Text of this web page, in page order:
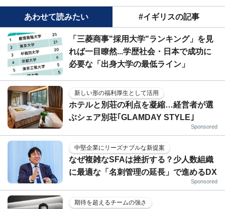
あわせて読みたい #イギリスの記事
「三菱商事"採用大学"ランキング」を見
れば一目瞭然...学歴社会・日本で成功に
必要な「出身大学の最低ライン」
新しい形の福利厚生として活用
ホテルと別荘の利点を凝縮…経営者が選
ぶシェア別荘｢GLAMDAY STYLE｣
Sponsored
中堅企業にリーズナブルな新提案
なぜ複雑なSFAは挫折する？少人数組織
に最適な「名刺管理の延長」で進めるDX
Sponsored
期待を超えるチームの強さ